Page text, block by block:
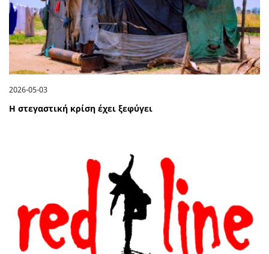
2026-05-03
Η στεγαστική κρίση έχει ξεφύγει